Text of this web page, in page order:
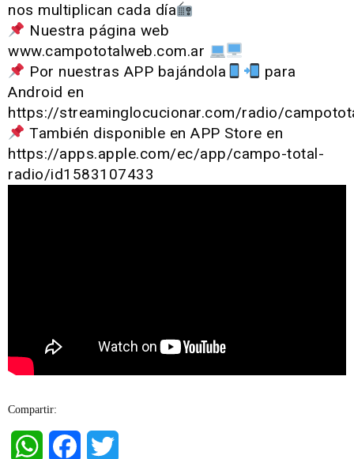
nos multiplican cada día
Nuestra página web
www.campototalweb.com.ar
Por nuestras APP bajándola
para
Android en
https://streaminglocucionar.com/radio/
También disponible en APP Store en
https://apps.apple.com/ec/app/campo-total-
radio/id1583107433
Compartir:
WhatsAppFacebook